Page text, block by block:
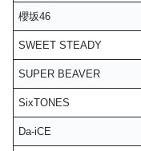
櫻坂46
SWEET STEADY
SUPER BEAVER
SixTONES
Da-iCE